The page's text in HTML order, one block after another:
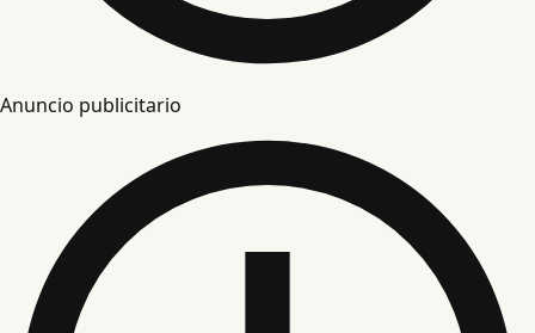
Anuncio publicitario